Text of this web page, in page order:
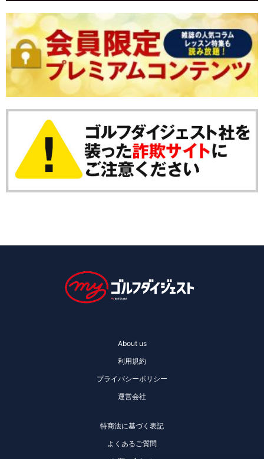
About us
利用規約
プライバシーポリシー
運営会社
特商法に基づく表記
よくあるご質問